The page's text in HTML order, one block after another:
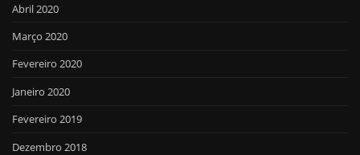
Abril 2020
Março 2020
Fevereiro 2020
Janeiro 2020
Fevereiro 2019
Dezembro 2018